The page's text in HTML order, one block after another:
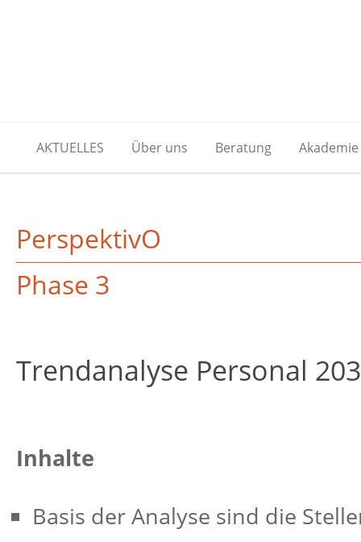
AKTUELLES Über uns Beratung Akademie
PerspektivO
Phase 3
Trendanalyse Personal
Inhalte
Basis der Analyse sind die